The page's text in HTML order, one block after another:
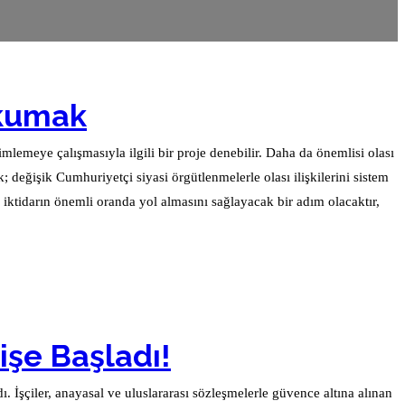
çalışmasıyla ilgili bir proje denebilir. Daha da önemlisi olası
değişik Cumhuriyetçi siyasi örgütlenmelerle olası ilişkilerini sistem
Başladı!
anayasal ve uluslararası sözleşmelerle güvence altına alınan